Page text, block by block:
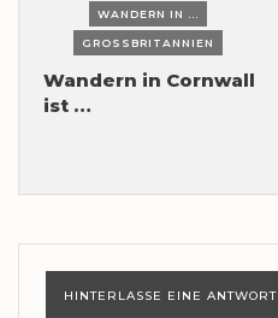
WANDERN IN ...
GROSSBRITANNIEN
Wandern in Cornwall
ist …
HINTERLASSE EINE ANTWORT